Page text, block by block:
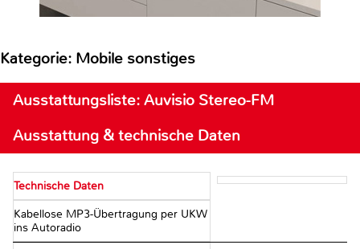
Kategorie: Mobile sonstiges
Ausstattungsliste: Auvisio Stereo-FM
Ausstattung & technische Daten
Technische Daten
Kabellose MP3-Übertragung per UKW
ins Autoradio